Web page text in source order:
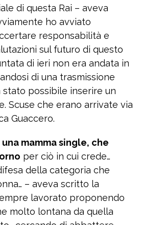
di questa Rai – aveva
ho avviato
responsabilità e
sul futuro di questo
di ieri non era andata in
di una trasmissione
possibile inserire un
Scuse che erano arrivate via
Guaccero.
mamma single, che
per ciò in cui crede…
della categoria che
– aveva scritto la
lavorato proponendo
molto lontana da quella